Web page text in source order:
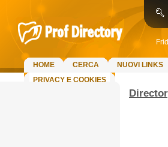
HOME CERCA NUOVI LINKS
PRIVACY E COOKIES